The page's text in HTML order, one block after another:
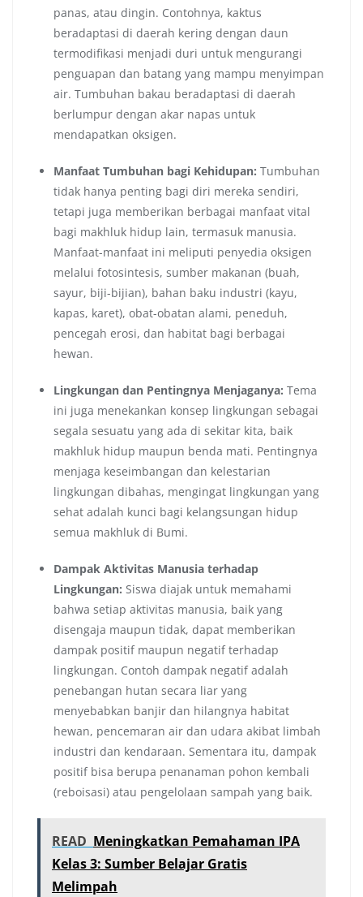
panas, atau dingin. Contohnya, kaktus
beradaptasi di daerah kering dengan daun
termodifikasi menjadi duri untuk mengurangi
penguapan dan batang yang mampu menyimpan
air. Tumbuhan bakau beradaptasi di daerah
berlumpur dengan akar napas untuk
mendapatkan oksigen.
Manfaat Tumbuhan bagi Kehidupan: Tumbuhan
tidak hanya penting bagi diri mereka sendiri,
tetapi juga memberikan berbagai manfaat vital
bagi makhluk hidup lain, termasuk manusia.
Manfaat-manfaat ini meliputi penyedia oksigen
melalui fotosintesis, sumber makanan (buah,
sayur, biji-bijian), bahan baku industri (kayu,
kapas, karet), obat-obatan alami, peneduh,
pencegah erosi, dan habitat bagi berbagai
hewan.
Lingkungan dan Pentingnya Menjaganya: Tema
ini juga menekankan konsep lingkungan sebagai
segala sesuatu yang ada di sekitar kita, baik
makhluk hidup maupun benda mati. Pentingnya
menjaga keseimbangan dan kelestarian
lingkungan dibahas, mengingat lingkungan yang
sehat adalah kunci bagi kelangsungan hidup
semua makhluk di Bumi.
Dampak Aktivitas Manusia terhadap
Lingkungan: Siswa diajak untuk memahami
bahwa setiap aktivitas manusia, baik yang
disengaja maupun tidak, dapat memberikan
dampak positif maupun negatif terhadap
lingkungan. Contoh dampak negatif adalah
penebangan hutan secara liar yang
menyebabkan banjir dan hilangnya habitat
hewan, pencemaran air dan udara akibat limbah
industri dan kendaraan. Sementara itu, dampak
positif bisa berupa penanaman pohon kembali
(reboisasi) atau pengelolaan sampah yang baik.
READ Meningkatkan Pemahaman IPA
Kelas 3: Sumber Belajar Gratis
Melimpah